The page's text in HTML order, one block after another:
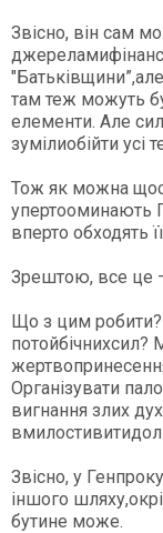
Звісно, він сам
там теж можуть
елементи. Але
зумілиобійти усі
Тож як можна
упертооминають
вперто обходять
Зрештою, все це –
Що з цим робити?
Організувати
вигнання злих
Звісно, у
іншого
бутине може.